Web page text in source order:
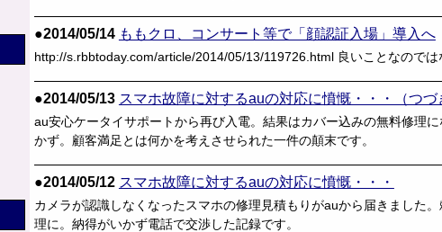
●2014/05/14 ももクロ、コンサート等で「顔認証入場」導入へ
http://s.rbbtoday.com/article/2014/05/13/119726.html 良いことなので
●2014/05/13 スマホ故障に対するauの対応に憤慨・・・（つづ
au安心ケータイサポートから再び入電。結果はカバー込みの無料修理
かず。顧客満足とは何かを考えさせられた一件の顛末です。
●2014/05/12 スマホ故障に対するauの対応に憤慨・・・
カメラが認識しなくなったスマホの修理見積もりがauから届きました
理に。納得がいかず電話で交渉した記録です。